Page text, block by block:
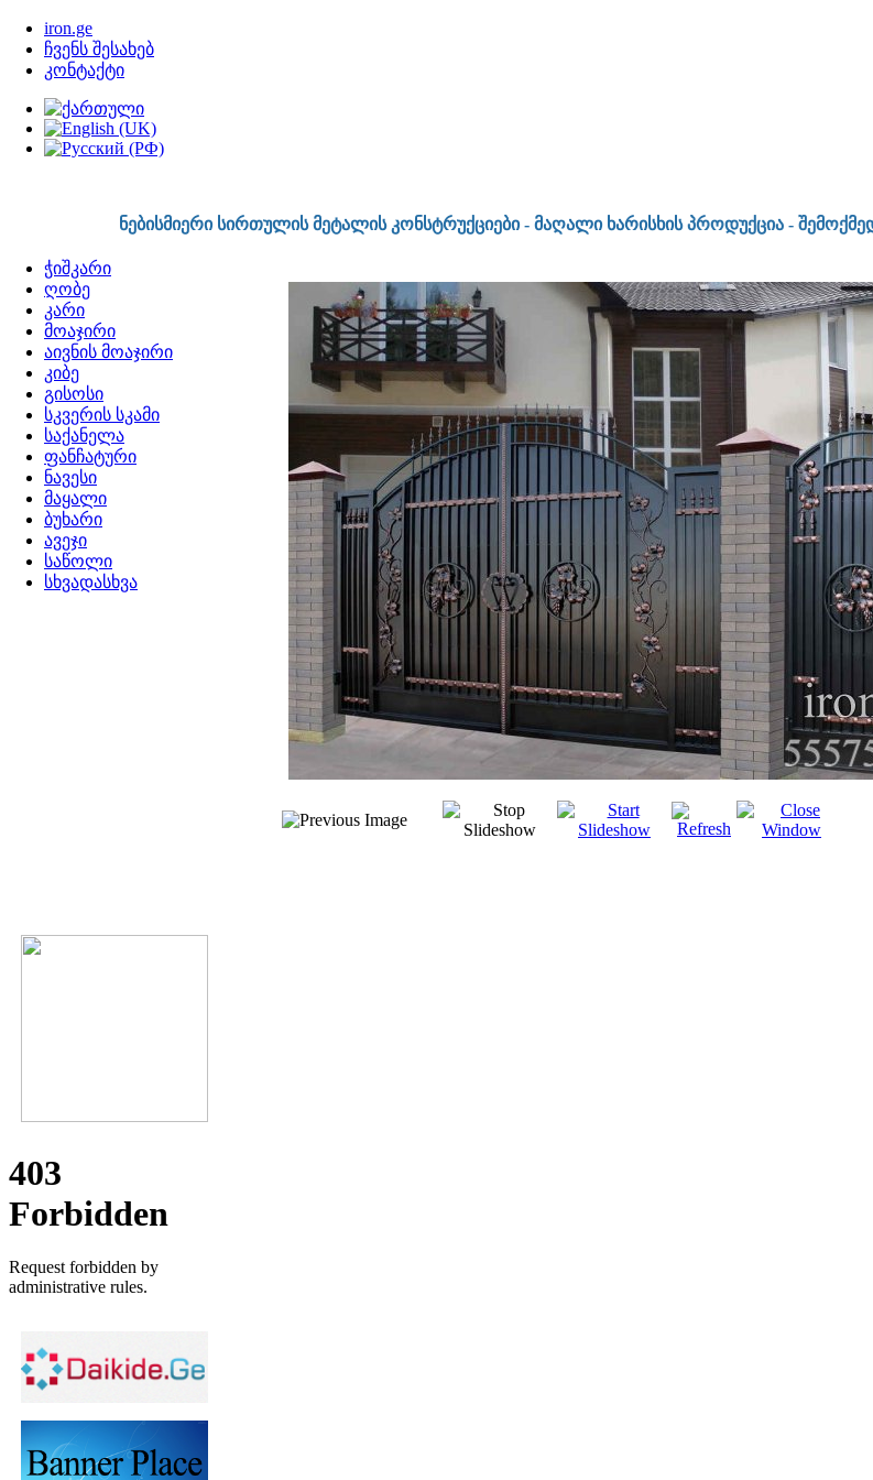
iron.ge
ჩვენს შესახებ
კონტაქტი
ნებისმიერი სირთულის მეტალის კონსტრუქციები - მაღალი ხარისხის პროდუქცია -
ჭიშკარი
ღობე
კარი
მოაჯირი
აივნის მოაჯირი
კიბე
გისოსი
სკვერის სკამი
საქანელა
ფანჩატური
ნავესი
მაყალი
ბუხარი
ავეჯი
საწოლი
სხვადასხვა